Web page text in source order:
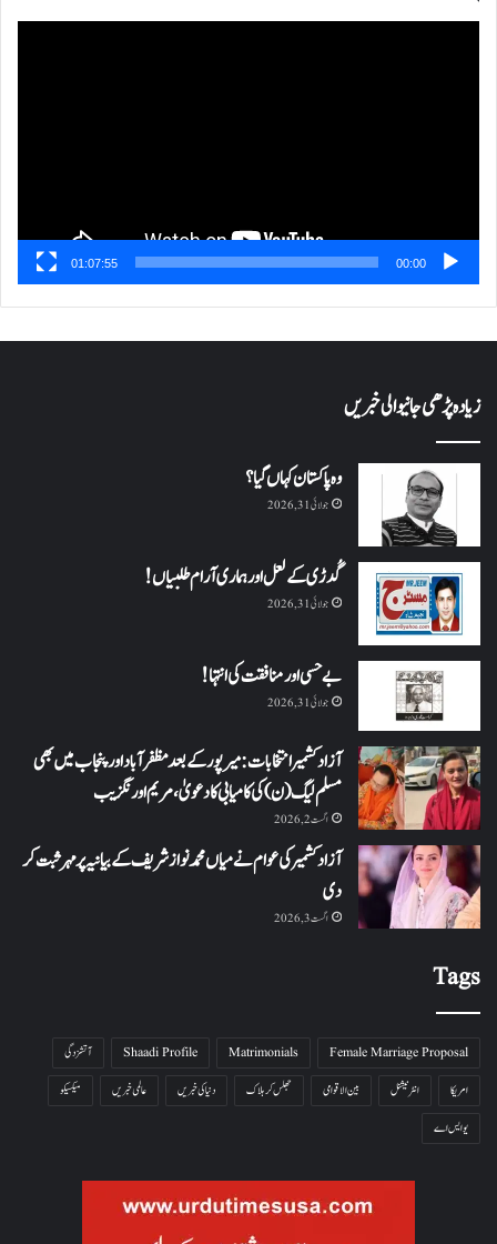
00:00
01:07:55
زیادہ پڑھی جانیوالی خبریں
وہ پاکستان کہاں گیا؟
جولائی 31, 2026
گُدڑی کے لعل اور ہماری آرام طلبیاں!
جولائی 31, 2026
بے حسی اور منافقت کی انتہا !
جولائی 31, 2026
آزاد کشمیر انتخابات: میرپور کے بعد مظفرآباد اور پنجاب میں بھی
مسلم لیگ (ن) کی کامیابی کا دعویٰ، مریم اورنگزیب
اگست 2, 2026
آزاد کشمیر کی عوام نے میاں محمد نواز شریف کے بیانیہ پر مہر ثبت کر
دی
اگست 3, 2026
Tags
Female Marriage Proposal
Matrimonials
Shaadi Profile
آتشزدگی
امریکا
انٹرنیشنل بین الاقوامی جھلس کر ہلاک دنیا کی خبریں عالمی خبریں
میکسیکو
یو ایس اے